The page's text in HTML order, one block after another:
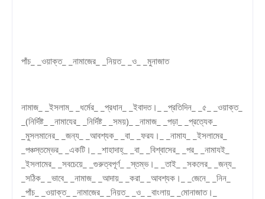
পাঁচ_ _ওয়াক্ত_ _নামাজের_ _নিয়ত_ _ও_ _মুনাজাত
নামাজ_ _ইসলাম_ _ধর্মের_ _প্রধান_ _ইবাদত।_ _প্রতিদিন_ _৫_ _ওয়াক্ত_
_(নির্দিষ্ট_ _নামাযের_ _নির্দিষ্ট_ _সময়)_ _নামাজ_ _পড়া_ _প্রত্যেক_
_মুসলমানের_ _জন্য_ _আবশ্যক_ _বা_ _ফরয‌।_ _নামায_ _ইসলামের_
_পঞ্চস্তম্ভের_ _একটি।_ _শাহাদাহ্‌_ _বা_ _বিশ্বাসের_ _পর_ _নামাযই_
_ইসলামের_ _সবচেয়ে_ _গুরুত্বপূর্ণ_ _স্তম্ভ।_ _তাই_ _সকলের_ _জন্য_
_সঠিক_ _ভাবে_ _নামাজ_ _আদায়_ _করা_ _আবশ্যক।_ _জেনে_ _নিন_
_পাঁচ_ _ওয়াক্ত_ _নামাজের_ _নিয়ত_ _ও_ _বাংলায়_ _মোনাজাত।_